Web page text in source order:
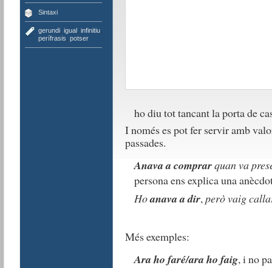
Sintaxi
gerundi, igual, infinitiu,
perífrasis potser
ho diu tot tancant la porta de
I només es pot fer servir amb
passades.
Anava a comprarquan va
persona ens explica una
Hoanava a dir, però vaig
Més exemples:
Ara ho faré/ara ho faig, i no